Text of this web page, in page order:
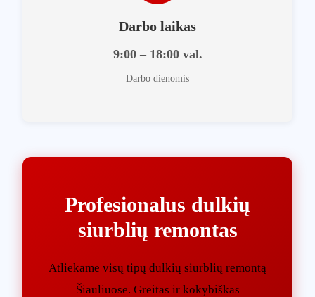
Darbo laikas
9:00 – 18:00 val.
Darbo dienomis
Profesionalus dulkių
siurblių remontas
Atliekame visų tipų dulkių siurblių remontą
Šiauliuose. Greitas ir kokybiškas